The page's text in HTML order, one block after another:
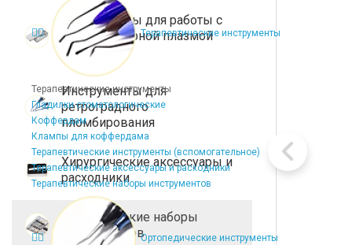
Терапевтические инструменты
Терапевтические инструменты
Гладилки стоматологические
Коффердам
Клампы для коффердама
Терапевтические инструменты (вспомогательное)
Терапевтические аксессуары и расходники
Терапевтические наборы инструментов
Ортопедические инструменты
Инструменты для работы с
тромбоцитарной плазмой
(PRF)
Инструменты для
ретроградного
пломбирования
Хирургические аксессуары и
расходники
Хирургические наборы
инструментов